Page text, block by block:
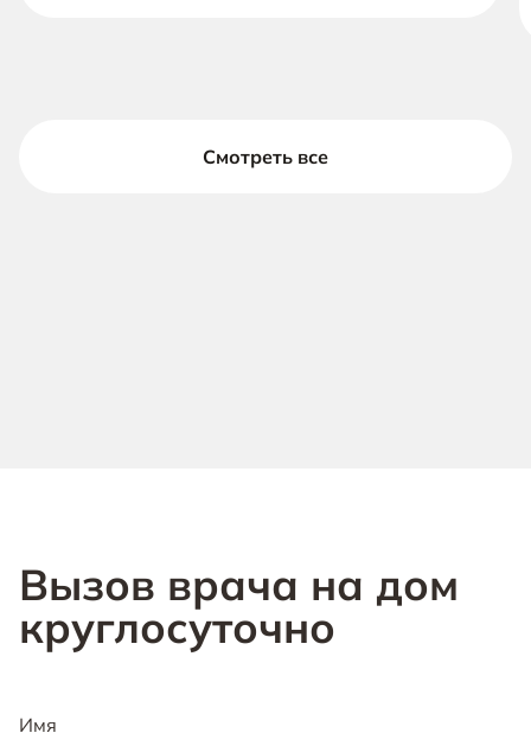
Смотреть все
Вызов врача на дом
круглосуточно